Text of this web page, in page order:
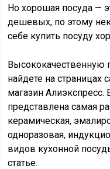
Но хорошая посуда —
дешевых, по этому
себе купить посуду
найдете на страницах
магазин
представлена самая
керамическая,
одноразовая,
видов кухонной
статье.